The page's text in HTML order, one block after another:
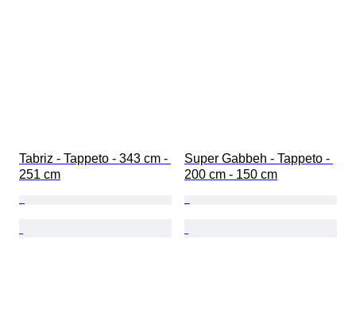
Tabriz - Tappeto - 343 cm -
251 cm
Super Gabbeh - Tappeto -
200 cm - 150 cm